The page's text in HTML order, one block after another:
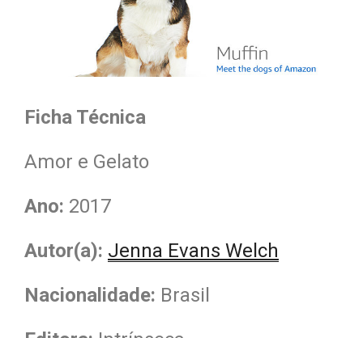
Ficha Técnica
Amor e Gelato
Ano: 2017
Autor(a): Jenna Evans Welch
Nacionalidade: Brasil